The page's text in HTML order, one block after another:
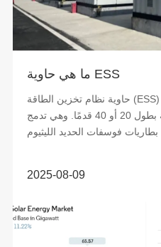
ما هي حاوية ESS
حاوية نظام تخزين الطاقة (ESS) هي نظام تخزين طاقة معياري
مُجمّع مسبقًا داخل حاوية قياسية بطول 20 أو 40 قدمًا. وهي تدمج
2025-08-09